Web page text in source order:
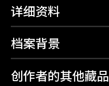
详细资料
档案背景
创作者的其他藏品